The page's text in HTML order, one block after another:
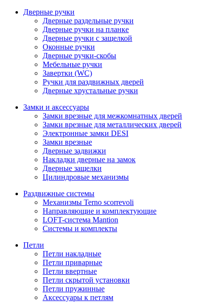
Дверные ручки
Дверные раздельные ручки
Дверные ручки на планке
Дверные ручки с защелкой
Оконные ручки
Дверные ручки-скобы
Мебельные ручки
Завертки (WC)
Ручки для раздвижных дверей
Дверные хрустальные ручки
Замки и аксессуары
Замки врезные для межкомнатных дверей
Замки врезные для металлических дверей
Электронные замки DESI
Замки врезные
Дверные задвижки
Накладки дверные на замок
Дверные защелки
Цилиндровые механизмы
Раздвижные системы
Механизмы Terno scorrevoli
Направляющие и комплектующие
LOFT-cистема Mantion
Системы и комплекты
Петли
Петли накладные
Петли приварные
Петли ввертные
Петли скрытой установки
Петли пружинные
Аксессуары к петлям